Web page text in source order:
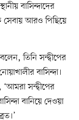
বাসিন্দাদের
সেবায় আরও পিছিয়ে
তিনি সন্দ্বীপের
বাসিন্দা।
সন্দ্বীপের
বানিয়ে দেওয়া